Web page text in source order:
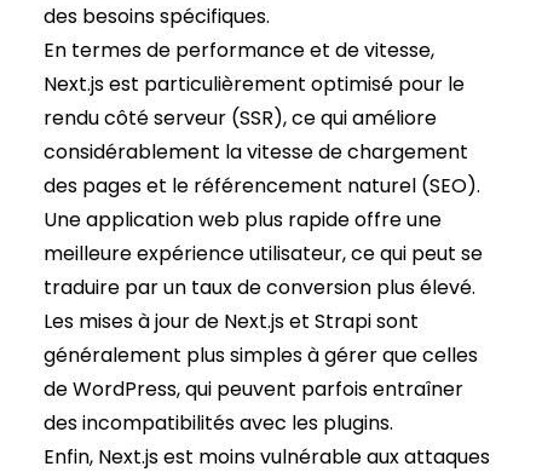
des besoins spécifiques.
En termes de performance et de vitesse,
Next.js est particulièrement optimisé pour le
rendu côté serveur (SSR), ce qui améliore
considérablement la vitesse de chargement
des pages et le référencement naturel (SEO).
Une application web plus rapide offre une
meilleure expérience utilisateur, ce qui peut se
traduire par un taux de conversion plus élevé.
Les mises à jour de Next.js et Strapi sont
généralement plus simples à gérer que celles
de WordPress, qui peuvent parfois entraîner
des incompatibilités avec les plugins.
Enfin, Next.js est moins vulnérable aux attaques